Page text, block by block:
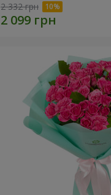
2 332 грн